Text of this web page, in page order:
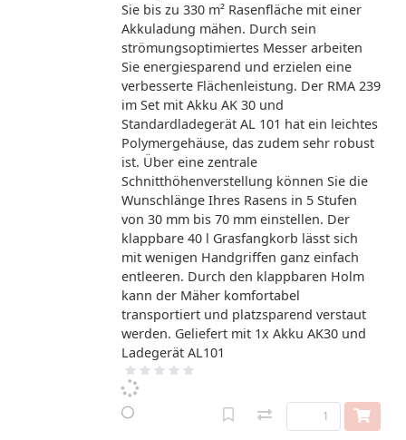
Sie bis zu 330 m² Rasenfläche mit einer
Akkuladung mähen. Durch sein
strömungsoptimiertes Messer arbeiten
Sie energiesparend und erzielen eine
verbesserte Flächenleistung. Der RMA 239
im Set mit Akku AK 30 und
Standardladegerät AL 101 hat ein leichtes
Polymergehäuse, das zudem sehr robust
ist. Über eine zentrale
Schnitthöhenverstellung können Sie die
Wunschlänge Ihres Rasens in 5 Stufen
von 30 mm bis 70 mm einstellen. Der
klappbare 40 l Grasfangkorb lässt sich
mit wenigen Handgriffen ganz einfach
entleeren. Durch den klappbaren Holm
kann der Mäher komfortabel
transportiert und platzsparend verstaut
werden. Geliefert mit 1x Akku AK30 und
Ladegerät AL101